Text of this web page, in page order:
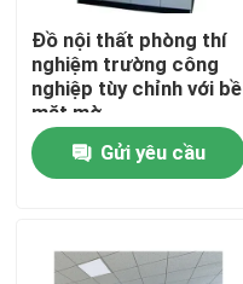
Nhà
Địa chỉ liên hệ
Đồ nội thất phòng thí
nghiệm trường công
nghiệp tùy chỉnh với bề
mặt mờ
Gửi yêu cầu